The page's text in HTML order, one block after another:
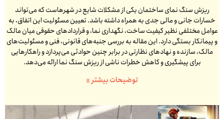
ریزش سنگ نمای ساختمان یکی از مشکلات شایع در شهرهاست که می‌تواند
خسارات جانی و مالی جدی به همراه داشته باشد. تعیین مسئولیت این اتفاق، به
عوامل مختلفی نظیر کیفیت ساخت، نگهداری نما، و قراردادهای حقوقی میان مالک
و پیمانکار بستگی دارد. این مقاله به بررسی جنبه‌های قانونی، فنی و مسئولیت‌های
مالک، سازنده و نهادهای نظارتی در برابر چنین حوادثی می‌پردازد و راهکارهایی
برای پیشگیری و کاهش خطرات ناشی از ریزش سنگ نما ارائه می‌دهد.
توضیحات بیشتر »